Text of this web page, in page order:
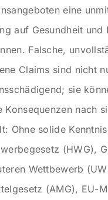
eine
auf Gesundheit und
Falsche,
Claims sind nicht
sie
Konsequenzen nach
Ohne solide
(HWG),
Wettbewerb
(AMG), EU-